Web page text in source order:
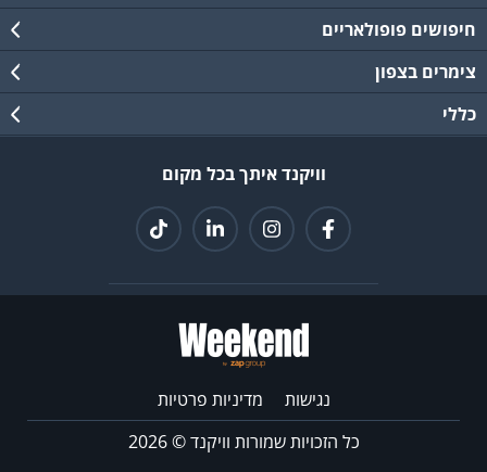
חיפושים פופולאריים
צימרים בצפון
כללי
וויקנד איתך בכל מקום
נגישות
מדיניות פרטיות
כל הזכויות שמורות וויקנד ©2026